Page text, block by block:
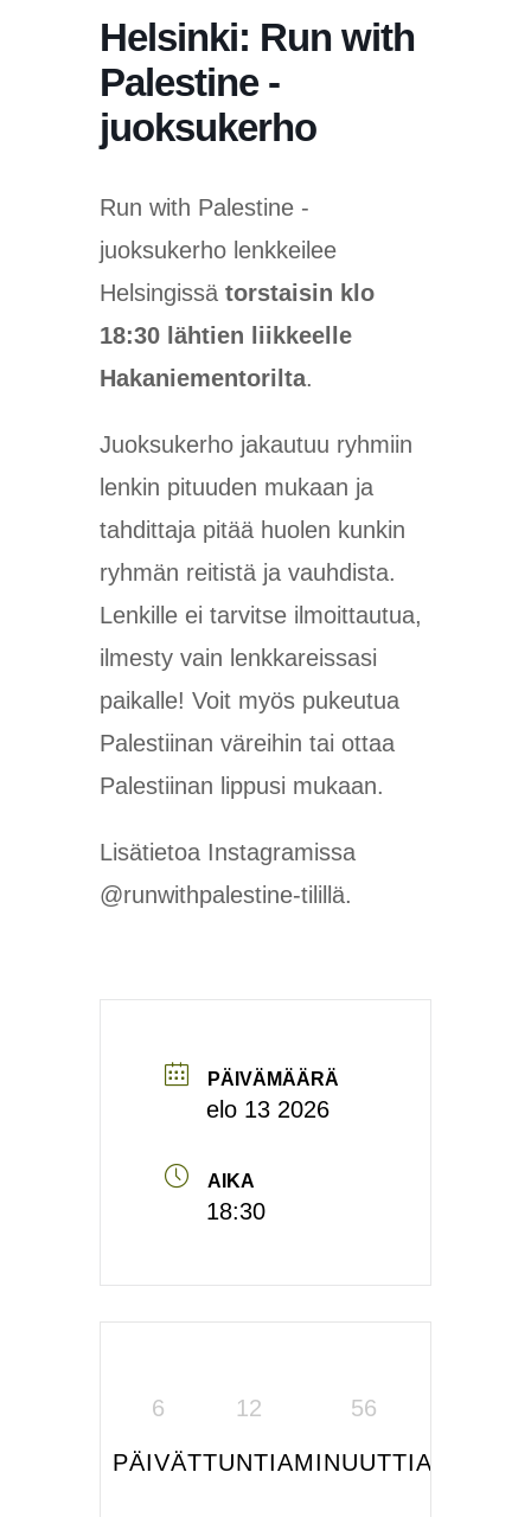
Helsinki: Run with
Palestine -
juoksukerho
Run with Palestine -
juoksukerho lenkkeilee
Helsingissä torstaisin klo
18:30 lähtien liikkeelle
Hakaniementorilta.
Juoksukerho jakautuu ryhmiin
lenkin pituuden mukaan ja
tahdittaja pitää huolen kunkin
ryhmän reitistä ja vauhdista.
Lenkille ei tarvitse ilmoittautua,
ilmesty vain lenkkareissasi
paikalle! Voit myös pukeutua
Palestiinan väreihin tai ottaa
Palestiinan lippusi mukaan.
Lisätietoa Instagramissa
@runwithpalestine-tilillä.
PÄIVÄMÄÄRÄ
elo 13 2026
AIKA
18:30
6
PÄIVÄT
12
TUNTIA
56
MINUUTTIA